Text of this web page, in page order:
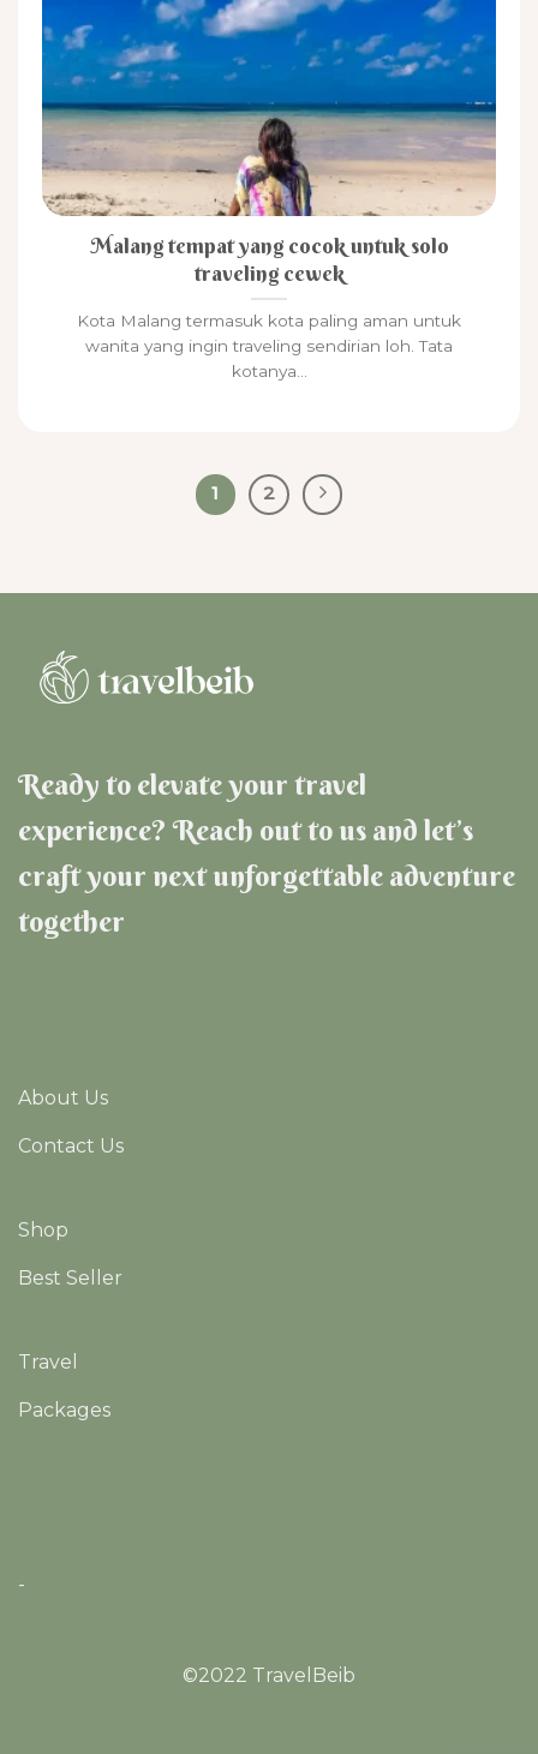
Malang tempat yang cocok untuk solo
traveling cewek
Kota Malang termasuk kota paling aman untuk
wanita yang ingin traveling sendirian loh. Tata
kotanya...
1 2
Ready to elevate your travel
experience? Reach out to us and let’s
craft your next unforgettable adventure
together
About Us
Contact Us
Shop
Best Seller
Travel
Packages
-
©2022 TravelBeib